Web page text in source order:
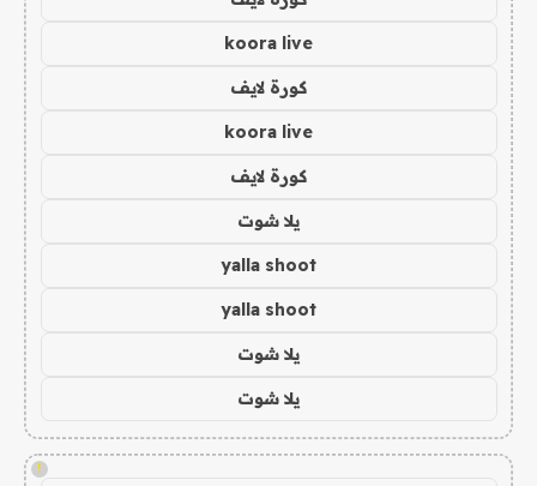
koora live
كورة لايف
koora live
كورة لايف
يلا شوت
yalla shoot
yalla shoot
يلا شوت
يلا شوت
!